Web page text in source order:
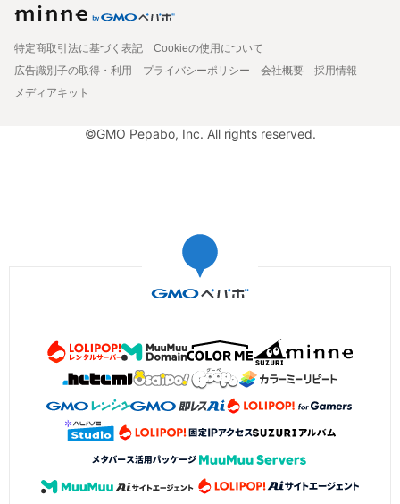
特定商取引法に基づく表記
Cookieの使用について
広告識別子の取得・利用
プライバシーポリシー 会社概要
採用情報
メディアキット
©GMO Pepabo, Inc. All rights reserved.